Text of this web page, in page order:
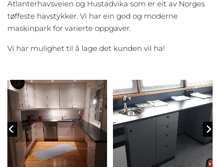
u
d
m
e
v
e
r
5
0
å
r
s
Atlanterhavsveien og Hustadvika som er eit av Norges
tøffeste havstykker. Vi har ein god og moderne
maskinpark for varierte oppgaver.
Vi har mulighet til å lage det kunden vil ha!